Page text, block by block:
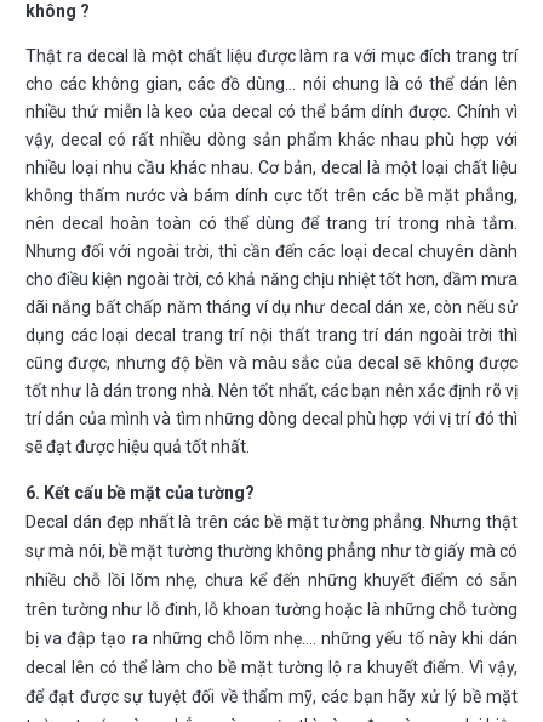
không ?
Thật ra decal là một chất liệu được làm ra với mục đích trang trí
cho các không gian, các đồ dùng… nói chung là có thể dán lên
nhiều thứ miễn là keo của decal có thể bám dính được. Chính vì
vậy, decal có rất nhiều dòng sản phẩm khác nhau phù hợp với
nhiều loại nhu cầu khác nhau. Cơ bản, decal là một loại chất liệu
không thấm nước và bám dính cực tốt trên các bề mặt phẳng,
nên decal hoàn toàn có thể dùng để trang trí trong nhà tắm.
Nhưng đối với ngoài trời, thì cần đến các loại decal chuyên dành
cho điều kiện ngoài trời, có khả năng chịu nhiệt tốt hơn, dầm mưa
dãi nắng bất chấp năm tháng ví dụ như decal dán xe, còn nếu sử
dụng các loại decal trang trí nội thất trang trí dán ngoài trời thì
cũng được, nhưng độ bền và màu sắc của decal sẽ không được
tốt như là dán trong nhà. Nên tốt nhất, các bạn nên xác định rõ vị
trí dán của mình và tìm những dòng decal phù hợp với vị trí đó thì
sẽ đạt được hiệu quả tốt nhất.
6. Kết cấu bề mặt của tường?
Decal dán đẹp nhất là trên các bề mặt tường phẳng. Nhưng thật
sự mà nói, bề mặt tường thường không phẳng như tờ giấy mà có
nhiều chỗ lồi lõm nhẹ, chưa kể đến những khuyết điểm có sẵn
trên tường như lỗ đinh, lỗ khoan tường hoặc là những chỗ tường
bị va đập tạo ra những chỗ lõm nhẹ…. những yếu tố này khi dán
decal lên có thể làm cho bề mặt tường lộ ra khuyết điểm. Vì vậy,
để đạt được sự tuyệt đối về thẩm mỹ, các bạn hãy xử lý bề mặt